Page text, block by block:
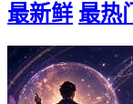
最新鲜 最热门